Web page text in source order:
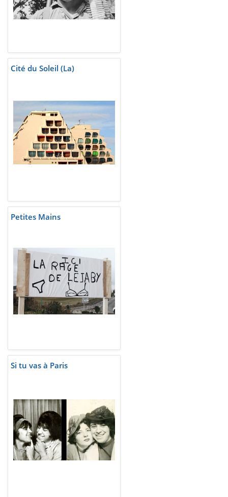
Cité du Soleil (La)
Petites Mains
Si tu vas à Paris